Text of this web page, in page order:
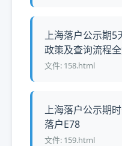
上海落户公示期5
政策及查询流程
文件: 158.html
上海落户公示期
落户E78
文件: 159.html